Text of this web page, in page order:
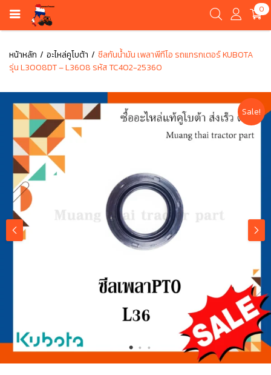
0
หน้าหลัก อะไหล่คูโบต้า
ซีลกันน้ำมัน เพลาพีทีโอ รถแทรกเตอร์ KUBOTA
รุ่น L3008DT – L3608 รหัส TC402-25360
Sale!